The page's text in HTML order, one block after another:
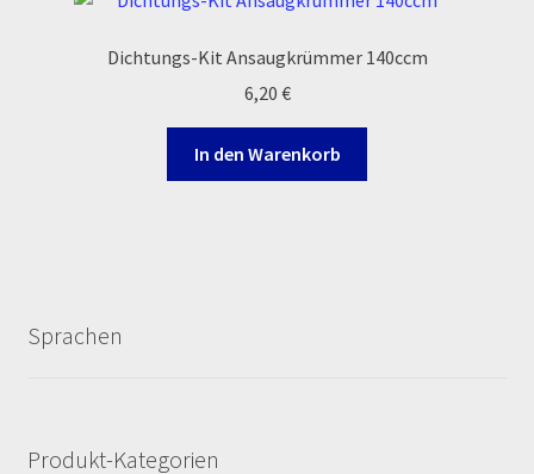
Dichtungs-Kit Ansaugkrümmer 140ccm
6,20 €
In den Warenkorb
Sprachen
Produkt-Kategorien